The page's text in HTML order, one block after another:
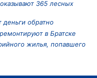
365 лесных
деньги обратно
в Братске
жилья, попавшего